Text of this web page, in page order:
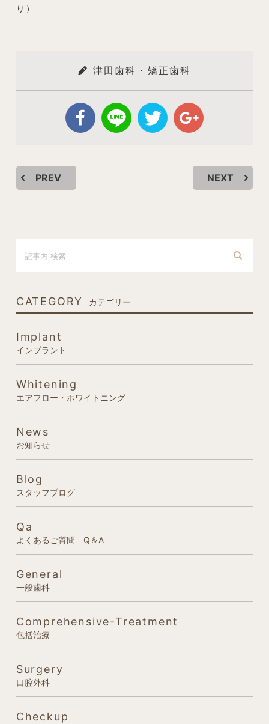
り）
津田歯科・矯正歯科
PREV NEXT
CATEGORY カテゴリー
Implant
インプラント
Whitening
エアフロー・ホワイトニング
News
お知らせ
Blog
スタッフブログ
Qa
よくあるご質問 Q＆A
General
一般歯科
Comprehensive-Treatment
包括治療
Surgery
口腔外科
Checkup